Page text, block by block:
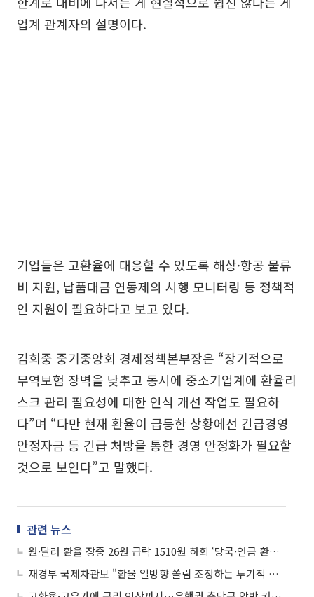
업계 관계자의 설명이다.
기업들은 고환율에 대응할 수 있도록 해상·항공 물류
비 지원, 납품대금 연동제의 시행 모니터링 등 정책적
인 지원이 필요하다고 보고 있다.
김희중 중기중앙회 경제정책본부장은 “장기적으로
무역보험 장벽을 낮추고 동시에 중소기업계에 환율리
스크 관리 필요성에 대한 인식 개선 작업도 필요하
다”며 “다만 현재 환율이 급등한 상황에선 긴급경영
안정자금 등 긴급 처방을 통한 경영 안정화가 필요할
것으로 보인다”고 말했다.
관련 뉴스
원·달러 환율 장중 26원 급락 1510원 하회 ‘당국·연금 환시개입 영향’
재경부 국제차관보 "환율 일방향 쏠림 조장하는 투기적 거래 엄정 대응"